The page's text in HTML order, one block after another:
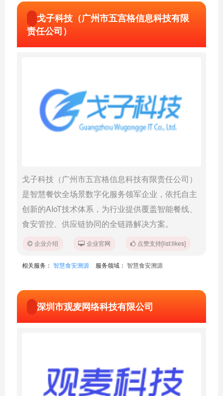
戈子科技（广州市五宫格信息科技有限
责任公司）
​戈子科技（广州市五宫格信息科技有限责任公司）
是智慧餐饮全场景数字化服务领军企业，依托自主
创新的AIoT技术体系，为行业提供覆盖智能餐线、
食安管控、供应链协同的全链路解决方案。
企业介绍 企业官网 点赞支持[list:likes]
相关服务： 智慧食安溯源 服务领域： 智慧食安溯源
深圳市观麦网络科技有限公司